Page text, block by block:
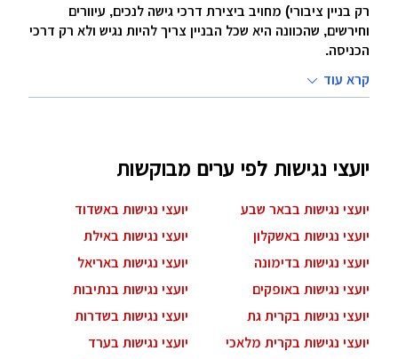
רק בניין ציבורי) מחויב ביצירת דרכי גישה לנכים, עיוורים
וחירשים, שהכוונה היא שכל הבניין צריך להיות נגיש ולא רק דרכי
הכניסה.
קרא עוד
יועצי נגישות לפי ערים מבוקשות
יועצי נגישות בבאר שבע
יועצי נגישות באשדוד
יועצי נגישות באשקלון
יועצי נגישות באילת
יועצי נגישות בדימונה
יועצי נגישות באריאל
יועצי נגישות באופקים
יועצי נגישות בנתיבות
יועצי נגישות בקרית גת
יועצי נגישות בשדרות
יועצי נגישות בקרית מלאכי
יועצי נגישות בערד